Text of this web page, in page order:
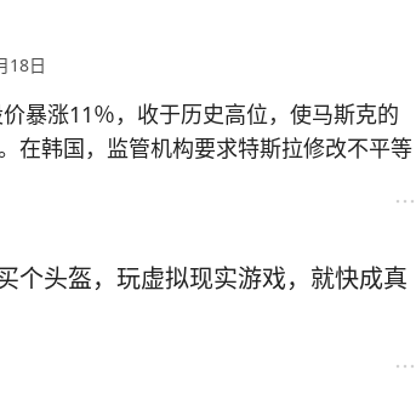
电池，并通过BaaS商业模式将其租用，由
媒体说：“我们相信有了BaaS，更多的
动汽车。” 雷诺在首次推出Zoe和Kangoo
换电站，驾驶员可以在其中更换用过的电
在覆盖中国64个城市，Nio声称已完成了
说，蔚来汽车每周在中国建造一个新的电
18日
暴涨11％，收于历史高位，使马斯克的
在韩国，监管机构要求特斯拉修改不平等
（由于不合适的推文）。特斯拉今年的股
司（SpaceX）准备好进一步完成自己的
个头盔，玩虚拟现实游戏，就快成真